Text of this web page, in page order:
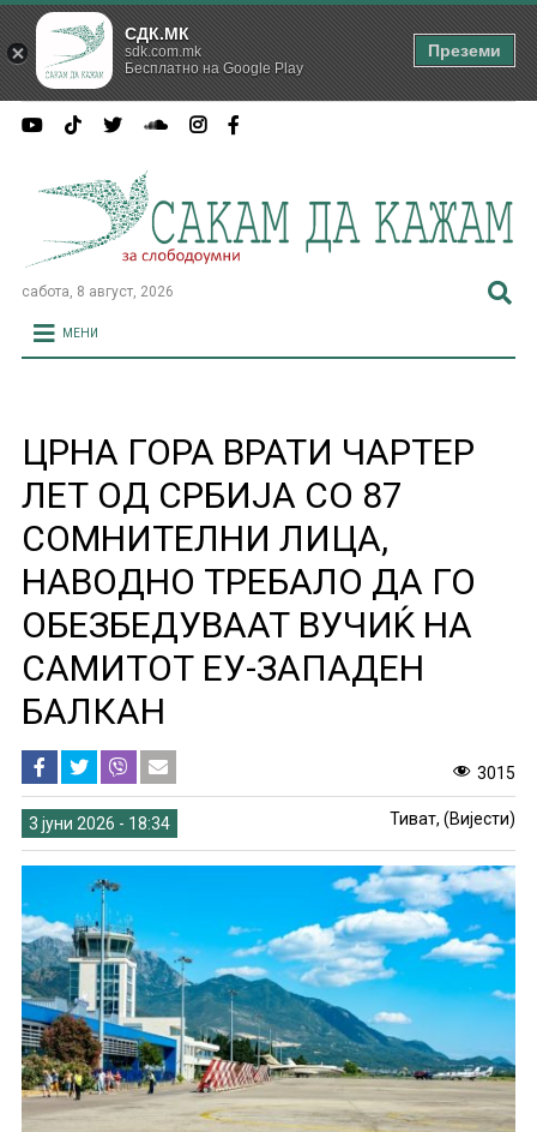
сабота, 8 август, 2026
МЕНИ
ЦРНА ГОРА ВРАТИ ЧАРТЕР
ЛЕТ ОД СРБИЈА СО 87
СОМНИТЕЛНИ ЛИЦА,
НАВОДНО ТРЕБАЛО ДА ГО
ОБЕЗБЕДУВААТ ВУЧИЌ НА
САМИТОТ ЕУ-ЗАПАДЕН
БАЛКАН
3015
3 јуни 2026 - 18:34 Тиват, (Вијести)
СДК.МК
sdk.com.mk
Бесплатно на Google Play
Преземи